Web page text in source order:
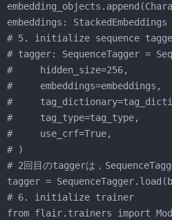
embeddings:
# 5. initialize sequence
# tagger: SequenceTagger =
#     hidden_size=256,
#     embeddings=embeddings,
#
#     tag_type=tag_type,
#     use_crf=True,
# )
# 2回目のtaggerは，
tagger =
# 6. initialize trainer
from flair.trainers import